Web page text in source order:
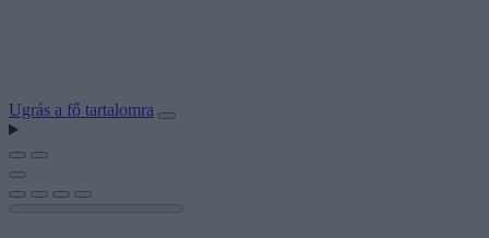
Ugrás a fő tartalomra